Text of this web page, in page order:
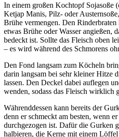
In einem großen Kochtopf Sojasoße
Ketjap Manis, Pilz- oder
Brühe vermengen. Den
etwas Brühe oder Wasser angießen,
bedeckt ist. Sollte das Fleisch oben
– es wird während des Schmorens
Den Fond langsam zum Köcheln
darin langsam bei sehr kleiner Hitze
lassen. Den Deckel dabei auflegen
wenden, sodass das Fleisch wirklich
Währenddessen kann bereits der
denn er schmeckt am besten, wenn
durchgezogen ist. Dafür die Gurken
halbieren, die Kerne mit einem